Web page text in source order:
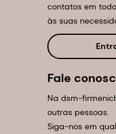
contatos em
às suas
Fale
Na dsm-
outras pessoas.
Siga-nos em